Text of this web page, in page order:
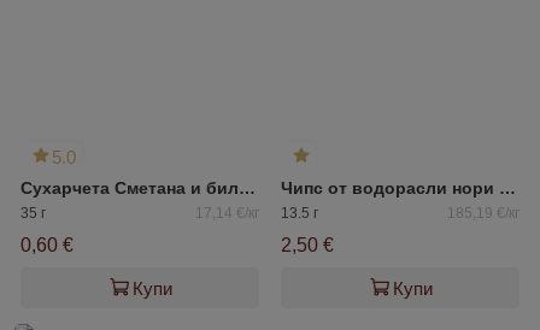
5.0
Сухарчета Сметана и билки Flint
35 г 17,14 €/кг
0,60 €
Купи
Чипс от водорасли нори ким чи AKURA
13.5 г 185,19 €/кг
2,50 €
Купи